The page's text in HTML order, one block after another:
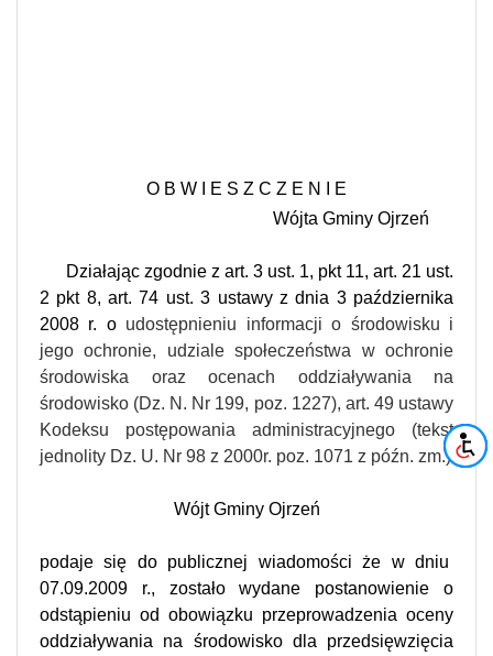
O B W I E S Z C Z E N I E
Wójta Gminy Ojrzeń
Działając zgodnie z art. 3 ust. 1, pkt 11, art. 21 ust.
2 pkt 8, art. 74 ust. 3 ustawy z dnia 3 października
2008 r. o udostępnieniu informacji o środowisku i
jego ochronie, udziale społeczeństwa w ochronie
środowiska oraz ocenach oddziaływania na
środowisko (Dz. N. Nr 199, poz. 1227), art. 49 ustawy
Kodeksu postępowania administracyjnego (tekst
jednolity Dz. U. Nr 98 z 2000r. poz. 1071 z późn. zm.)
Wójt Gminy Ojrzeń
podaje się do publicznej wiadomości że w dniu
07.09.2009 r., zostało wydane postanowienie o
odstąpieniu od obowiązku przeprowadzenia oceny
oddziaływania na środowisko dla przedsięwzięcia